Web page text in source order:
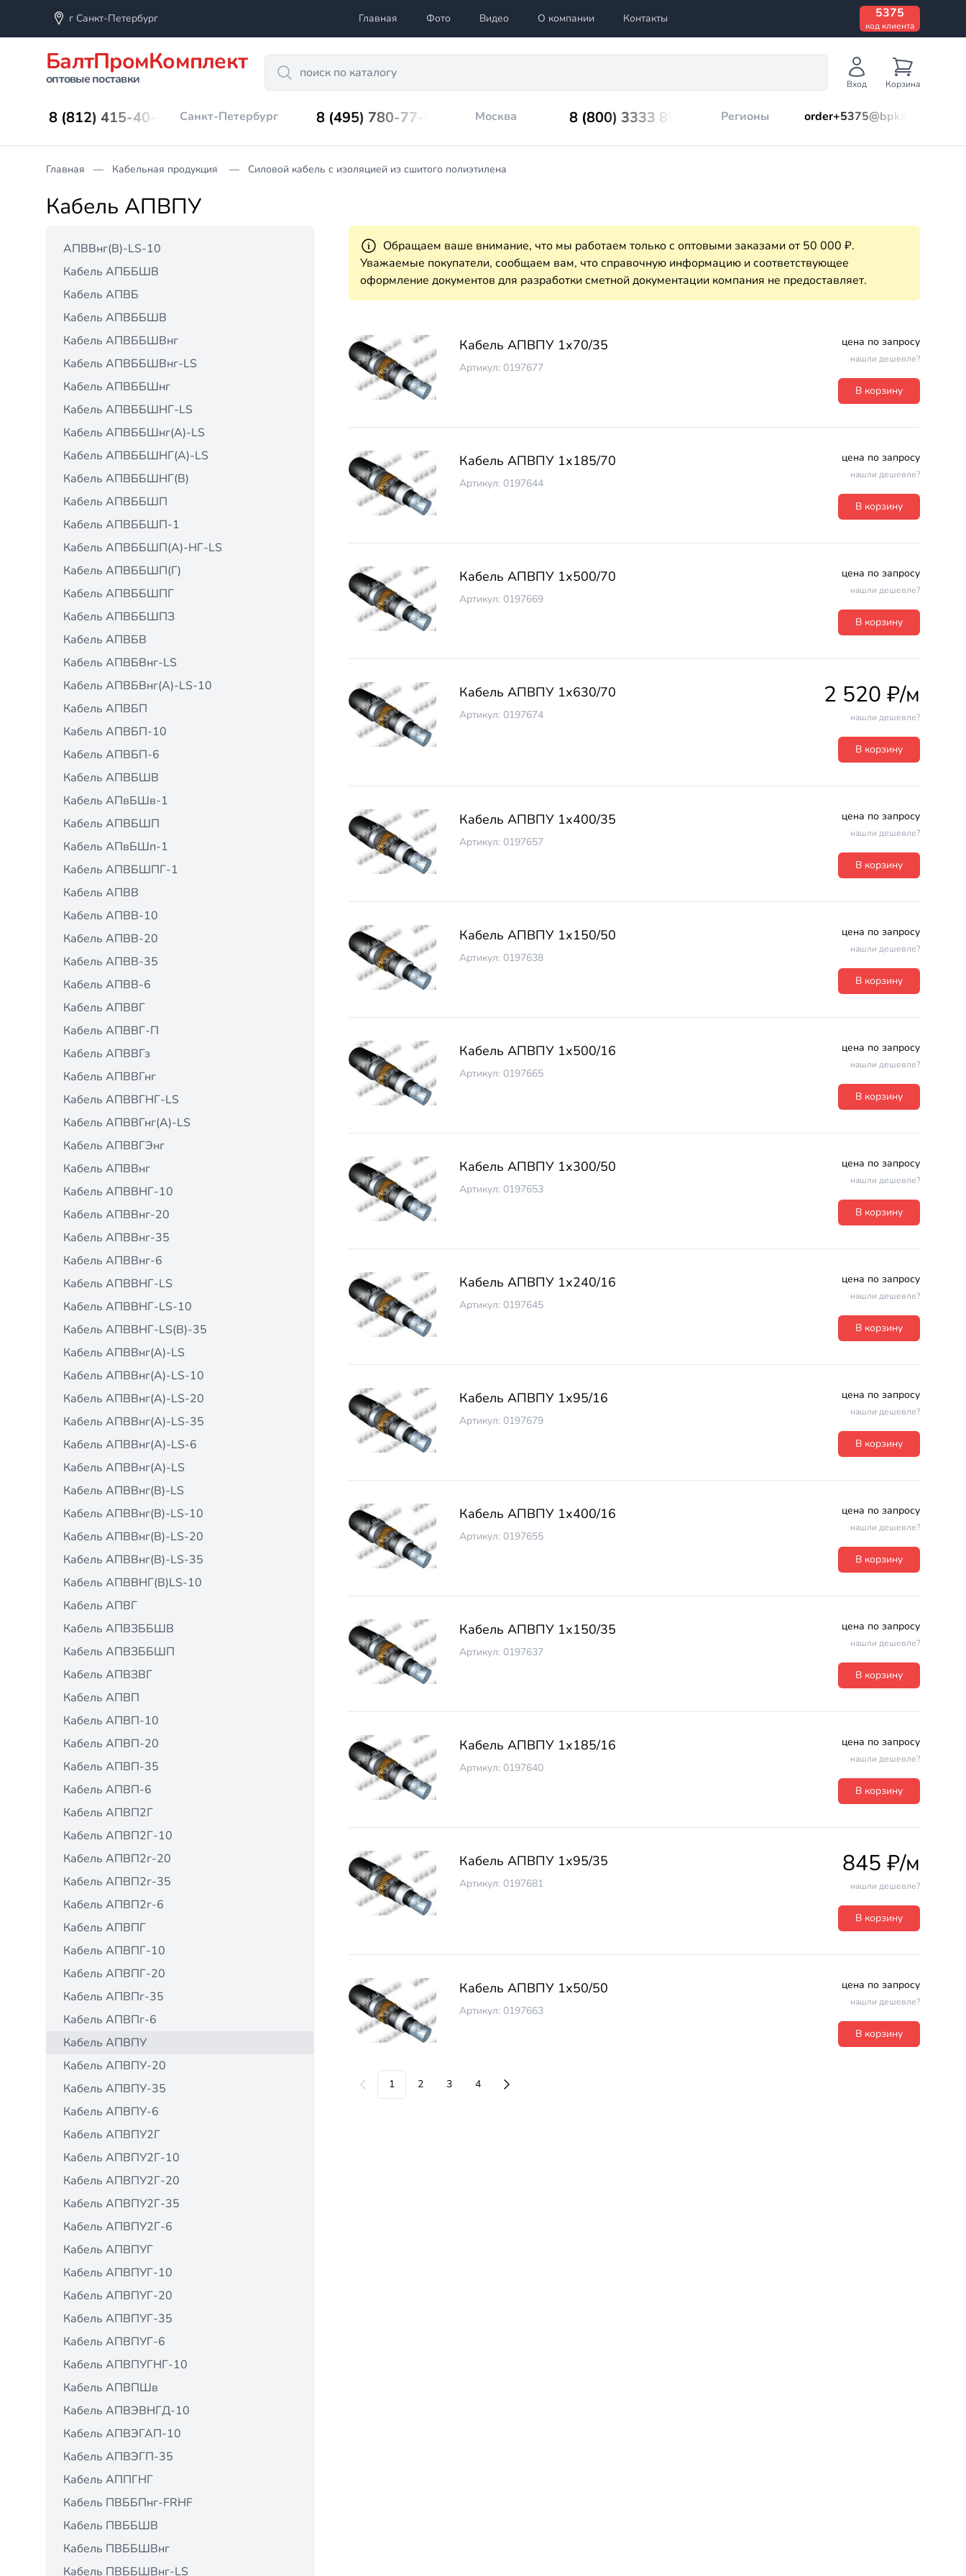
г Санкт-Петербург Главная Фото Видео О компании Контакты 5375
код клиента
БалтПромКомплект
оптовые поставки
Search
Вход Корзина
8 (812) 415-40-45 Санкт-Петербург 8 (495) 780-77-98 Москва 8 (800) 3333 899 Регионы order+5375@bpks.ru
Главная Кабельная продукция Силовой кабель с изоляцией из сшитого полиэтилена
Кабель АПВПУ
АПВВнг(B)-LS-10
Кабель АПББШВ
Кабель АПВБ
Кабель АПВББШВ
Кабель АПВББШВнг
Кабель АПВББШВнг-LS
Кабель АПВББШнг
Кабель АПВББШНГ-LS
Кабель АПВББШнг(A)-LS
Кабель АПВББШНГ(А)-LS
Кабель АПВББШНГ(В)
Кабель АПВББШП
Кабель АПВББШП-1
Кабель АПВББШП(А)-НГ-LS
Кабель АПВББШП(Г)
Кабель АПВББШПГ
Кабель АПВББШПЗ
Кабель АПВБВ
Кабель АПВБВнг-LS
Кабель АПВБВнг(А)-LS-10
Кабель АПВБП
Кабель АПВБП-10
Кабель АПВБП-6
Кабель АПВБШВ
Кабель АПвБШв-1
Кабель АПВБШП
Кабель АПвБШп-1
Кабель АПВБШПГ-1
Кабель АПВВ
Кабель АПВВ-10
Кабель АПВВ-20
Кабель АПВВ-35
Кабель АПВВ-6
Кабель АПВВГ
Кабель АПВВГ-П
Кабель АПВВГз
Кабель АПВВГнг
Кабель АПВВГНГ-LS
Кабель АПВВГнг(А)-LS
Кабель АПВВГЭнг
Кабель АПВВнг
Кабель АПВВНГ-10
Кабель АПВВнг-20
Кабель АПВВнг-35
Кабель АПВВнг-6
Кабель АПВВНГ-LS
Кабель АПВВНГ-LS-10
Кабель АПВВНГ-LS(В)-35
Кабель АПВВнг(A)-LS
Кабель АПВВнг(A)-LS-10
Кабель АПВВнг(A)-LS-20
Кабель АПВВнг(A)-LS-35
Кабель АПВВнг(A)-LS-6
Кабель АПВВнг(А)-LS
Кабель АПВВнг(В)-LS
Кабель АПВВнг(В)-LS-10
Кабель АПВВнг(В)-LS-20
Кабель АПВВнг(В)-LS-35
Кабель АПВВНГ(В)LS-10
Кабель АПВГ
Кабель АПВЗББШВ
Кабель АПВЗББШП
Кабель АПВЗВГ
Кабель АПВП
Кабель АПВП-10
Кабель АПВП-20
Кабель АПВП-35
Кабель АПВП-6
Кабель АПВП2Г
Кабель АПВП2Г-10
Кабель АПВП2г-20
Кабель АПВП2г-35
Кабель АПВП2г-6
Кабель АПВПГ
Кабель АПВПГ-10
Кабель АПВПГ-20
Кабель АПВПг-35
Кабель АПВПг-6
Кабель АПВПУ
Кабель АПВПУ-20
Кабель АПВПУ-35
Кабель АПВПУ-6
Кабель АПВПУ2Г
Кабель АПВПУ2Г-10
Кабель АПВПУ2Г-20
Кабель АПВПУ2Г-35
Кабель АПВПУ2Г-6
Кабель АПВПУГ
Кабель АПВПУГ-10
Кабель АПВПУГ-20
Кабель АПВПУГ-35
Кабель АПВПУГ-6
Кабель АПВПУГНГ-10
Кабель АПВПШв
Кабель АПВЭВНГД-10
Кабель АПВЭГАП-10
Кабель АПВЭГП-35
Кабель АППГНГ
Кабель ПВББПнг-FRHF
Кабель ПВББШВ
Кабель ПВББШВнг
Кабель ПВББШВнг-LS
Обращаем ваше внимание, что мы работаем только с оптовыми заказами от 50 000 ₽.
Уважаемые покупатели, сообщаем вам, что справочную информацию и соответствующее
оформление документов для разработки сметной документации компания не предоставляет.
Кабель АПВПУ 1х70/35
Артикул: 0197677
цена по запросу
нашли дешевле?
В корзину
Кабель АПВПУ 1х185/70
Артикул: 0197644
цена по запросу
нашли дешевле?
В корзину
Кабель АПВПУ 1х500/70
Артикул: 0197669
цена по запросу
нашли дешевле?
В корзину
Кабель АПВПУ 1х630/70
Артикул: 0197674
2 520 ₽/м
нашли дешевле?
В корзину
Кабель АПВПУ 1х400/35
Артикул: 0197657
цена по запросу
нашли дешевле?
В корзину
Кабель АПВПУ 1х150/50
Артикул: 0197638
цена по запросу
нашли дешевле?
В корзину
Кабель АПВПУ 1х500/16
Артикул: 0197665
цена по запросу
нашли дешевле?
В корзину
Кабель АПВПУ 1х300/50
Артикул: 0197653
цена по запросу
нашли дешевле?
В корзину
Кабель АПВПУ 1х240/16
Артикул: 0197645
цена по запросу
нашли дешевле?
В корзину
Кабель АПВПУ 1х95/16
Артикул: 0197679
цена по запросу
нашли дешевле?
В корзину
Кабель АПВПУ 1х400/16
Артикул: 0197655
цена по запросу
нашли дешевле?
В корзину
Кабель АПВПУ 1х150/35
Артикул: 0197637
цена по запросу
нашли дешевле?
В корзину
Кабель АПВПУ 1х185/16
Артикул: 0197640
цена по запросу
нашли дешевле?
В корзину
Кабель АПВПУ 1х95/35
Артикул: 0197681
845 ₽/м
нашли дешевле?
В корзину
Кабель АПВПУ 1х50/50
Артикул: 0197663
цена по запросу
нашли дешевле?
В корзину
1 2 3 4